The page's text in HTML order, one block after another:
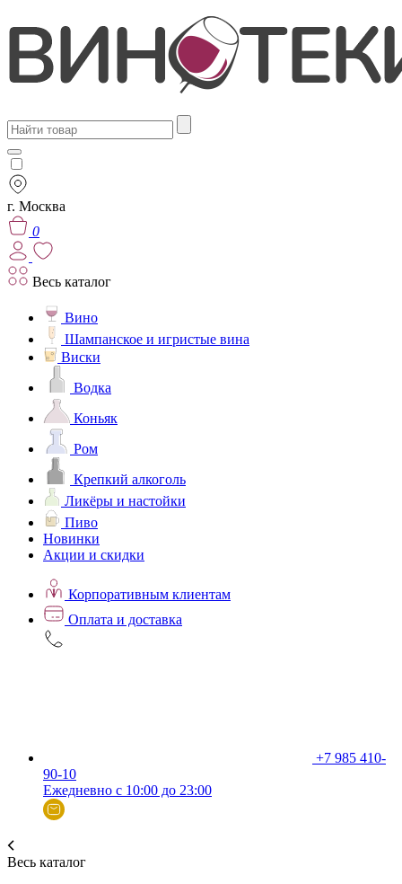
г. Москва
0
Весь каталог
Вино
Шампанское и игристые вина
Виски
Водка
Коньяк
Ром
Крепкий алкоголь
Ликёры и настойки
Пиво
Новинки
Акции и скидки
Корпоративным клиентам
Оплата и доставка
+7 985 410-
90-10
Ежедневно с 10:00 до 23:00
Весь каталог